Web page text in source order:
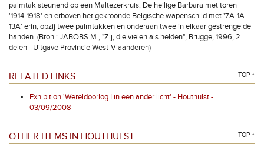
palmtak steunend op een Maltezerkruis. De heilige Barbara met toren
'1914-1918' en erboven het gekroonde Belgische wapenschild met '7A-1A-
13A' erin, opzij twee palmtakken en onderaan twee in elkaar gestrengelde
handen. (Bron : JABOBS M., "Zij, die vielen als helden", Brugge, 1996, 2
delen - Uitgave Provincie West-Vlaanderen)
RELATED LINKS TOP ↑
Exhibition 'Wereldoorlog I in een ander licht' - Houthulst -
03/09/2008
OTHER ITEMS IN HOUTHULST TOP ↑